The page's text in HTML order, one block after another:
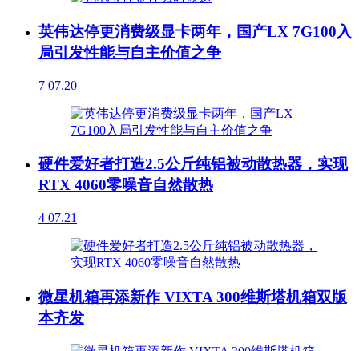
英伟达停更消费级显卡两年，国产LX 7G100入
局引发性能与自主价值之争
7 07.20
硬件爱好者打造2.5公斤纯铝被动散热器，实现
RTX 4060零噪音自然散热
4 07.21
微星机箱再添新作 VIXTA 300维斯塔机箱双版
本齐发